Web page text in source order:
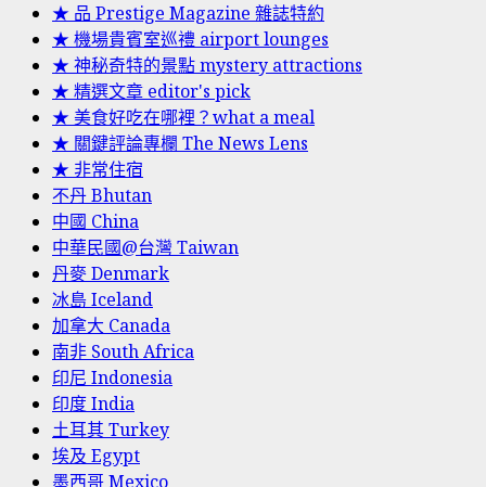
★ 品 Prestige Magazine 雜誌特約
★ 機場貴賓室巡禮 airport lounges
★ 神秘奇特的景點 mystery attractions
★ 精選文章 editor's pick
★ 美食好吃在哪裡？what a meal
★ 關鍵評論專欄 The News Lens
★ 非常住宿
不丹 Bhutan
中國 China
中華民國@台灣 Taiwan
丹麥 Denmark
冰島 Iceland
加拿大 Canada
南非 South Africa
印尼 Indonesia
印度 India
土耳其 Turkey
埃及 Egypt
墨西哥 Mexico